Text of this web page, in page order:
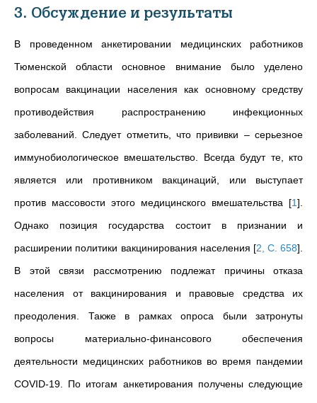
3. Обсуждение и результаты
В проведенном анкетировании медицинских работников
Тюменской области основное внимание было уделено
вопросам вакцинации населения как основному средству
противодействия распространению инфекционных
заболеваний. Следует отметить, что прививки –серьезное
иммунобиологическое вмешательство. Всегда будут те, кто
является или противником вакцинаций, или выступает
против массовости этого медицинского вмешательства [1]
Однако позиция государства состоит в признании и
расширении политики вакцинирования населения [2, С. 658]
В этой связи рассмотрению подлежат причины отказа
населения от вакцинирования и правовые средства их
преодоления. Также в рамках опроса были затронуты
вопросы материально-финансового обеспечения
деятельности медицинских работников во время пандемии
COVID-19. По итогам анкетирования получены следующие